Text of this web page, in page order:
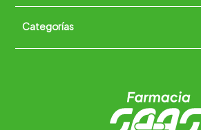
Quiénes somos
Trabaja con nosotros
Categorías